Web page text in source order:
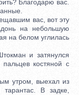
Благодарю вас.
вас, вот эту
на небольшую
на белом углилась
и затянулся
костяной с
утром, выехал из
В задке,